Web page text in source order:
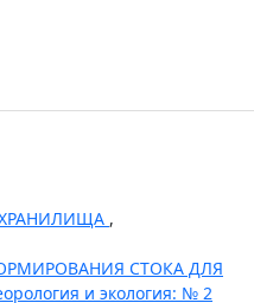
,
СТОКА ДЛЯ
и экология: № 2